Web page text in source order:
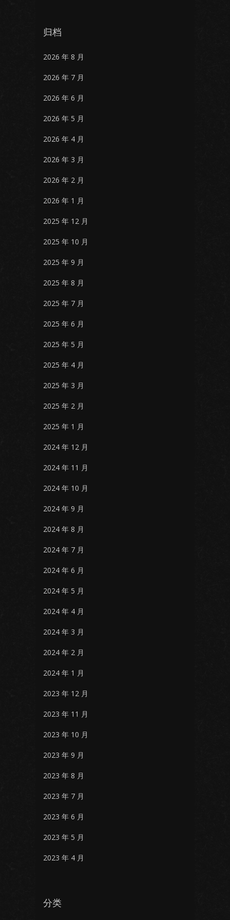
归档
2026 年 8 月
2026 年 7 月
2026 年 6 月
2026 年 5 月
2026 年 4 月
2026 年 3 月
2026 年 2 月
2026 年 1 月
2025 年 12 月
2025 年 10 月
2025 年 9 月
2025 年 8 月
2025 年 7 月
2025 年 6 月
2025 年 5 月
2025 年 4 月
2025 年 3 月
2025 年 2 月
2025 年 1 月
2024 年 12 月
2024 年 11 月
2024 年 10 月
2024 年 9 月
2024 年 8 月
2024 年 7 月
2024 年 6 月
2024 年 5 月
2024 年 4 月
2024 年 3 月
2024 年 2 月
2024 年 1 月
2023 年 12 月
2023 年 11 月
2023 年 10 月
2023 年 9 月
2023 年 8 月
2023 年 7 月
2023 年 6 月
2023 年 5 月
2023 年 4 月
分类